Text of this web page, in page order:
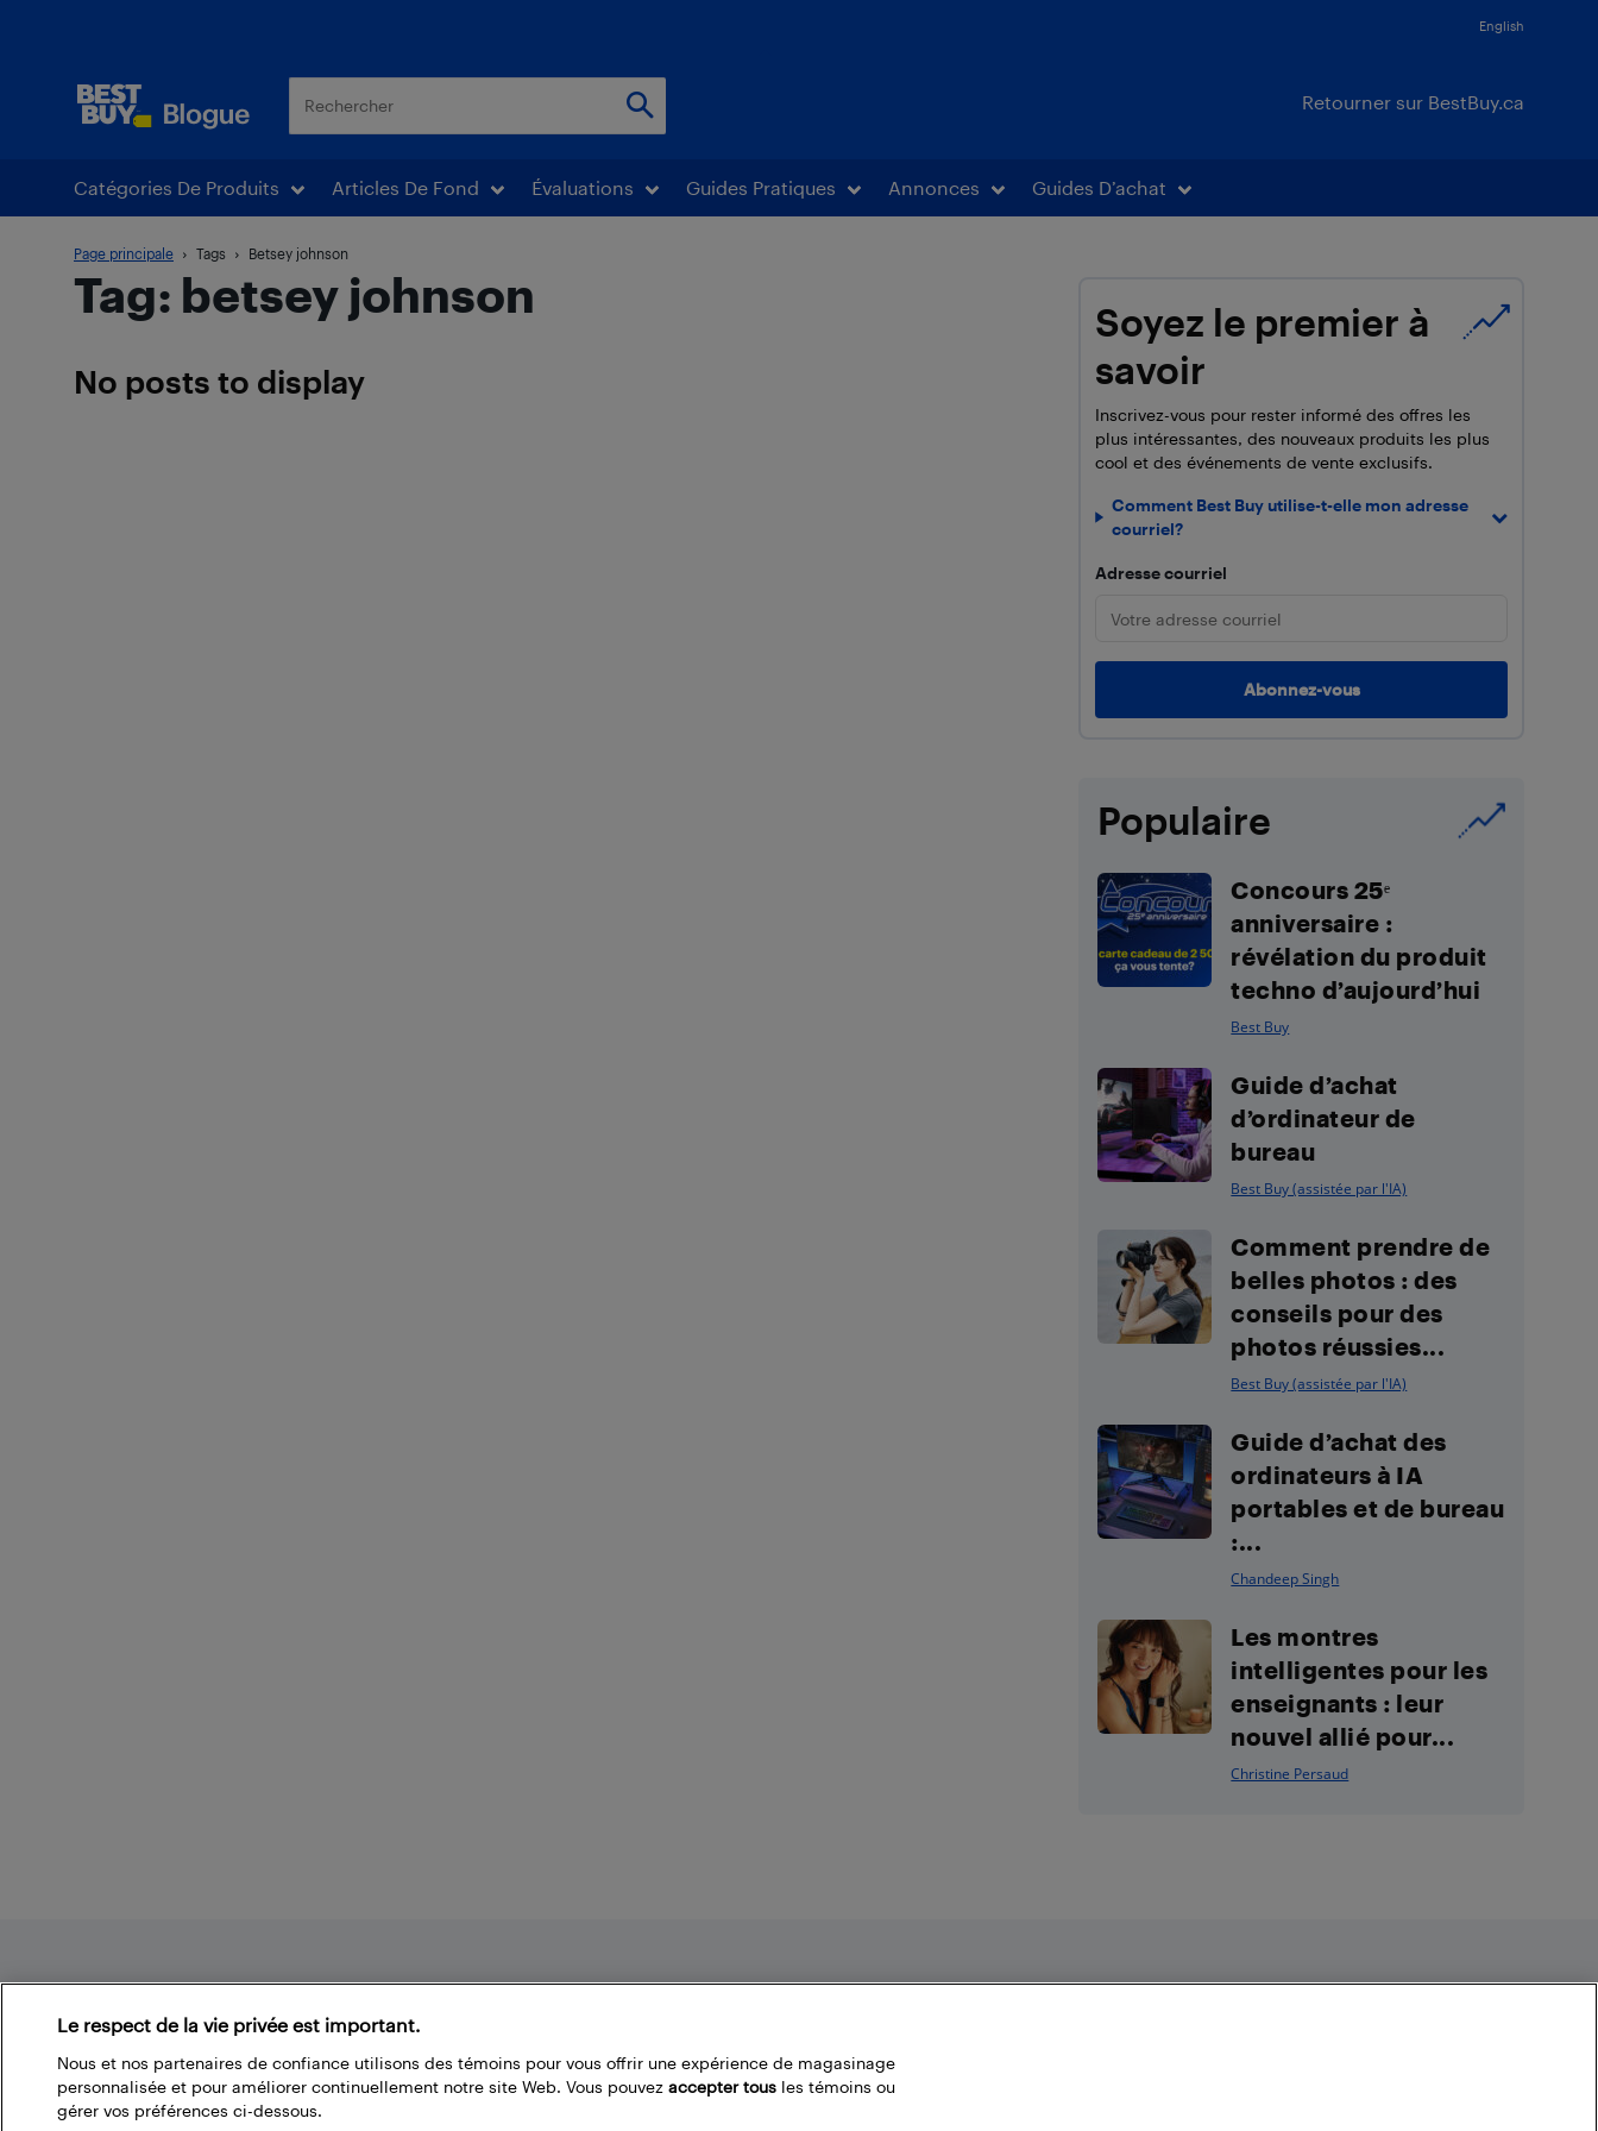
English
Retourner sur BestBuy.ca
Catégories De Produits Articles De Fond Évaluations Guides Pratiques Annonces Guides D’achat
Page principale Tags Betsey johnson
Tag: betsey johnson
No posts to display
Soyez le premier à
savoir
Inscrivez-vous pour rester informé des offres les
plus intéressantes, des nouveaux produits les plus
cool et des événements de vente exclusifs.
Comment Best Buy utilise-t-elle mon adresse
courriel?
Adresse courriel
Populaire
Concours 25ᵉ
anniversaire :
révélation du produit
techno d’aujourd’hui
Best Buy
Guide d’achat
d’ordinateur de
bureau
Best Buy (assistée par l'IA)
Comment prendre de
belles photos : des
conseils pour des
photos réussies...
Best Buy (assistée par l'IA)
Guide d’achat des
ordinateurs à IA
portables et de bureau
:...
Chandeep Singh
Les montres
intelligentes pour les
enseignants : leur
nouvel allié pour...
Christine Persaud
À propos du blogue de Best Buy
Branchez-vous à la communauté Best Buy. Vous pouvez
Politique de confidentialité Bestbuy.ca
Le respect de la vie privée est important.
Nous et nos partenaires de confiance utilisons des témoins pour vous offrir une expérience de magasinage
personnalisée et pour améliorer continuellement notre site Web. Vous pouvez accepter tous les témoins ou
gérer vos préférences ci-dessous.